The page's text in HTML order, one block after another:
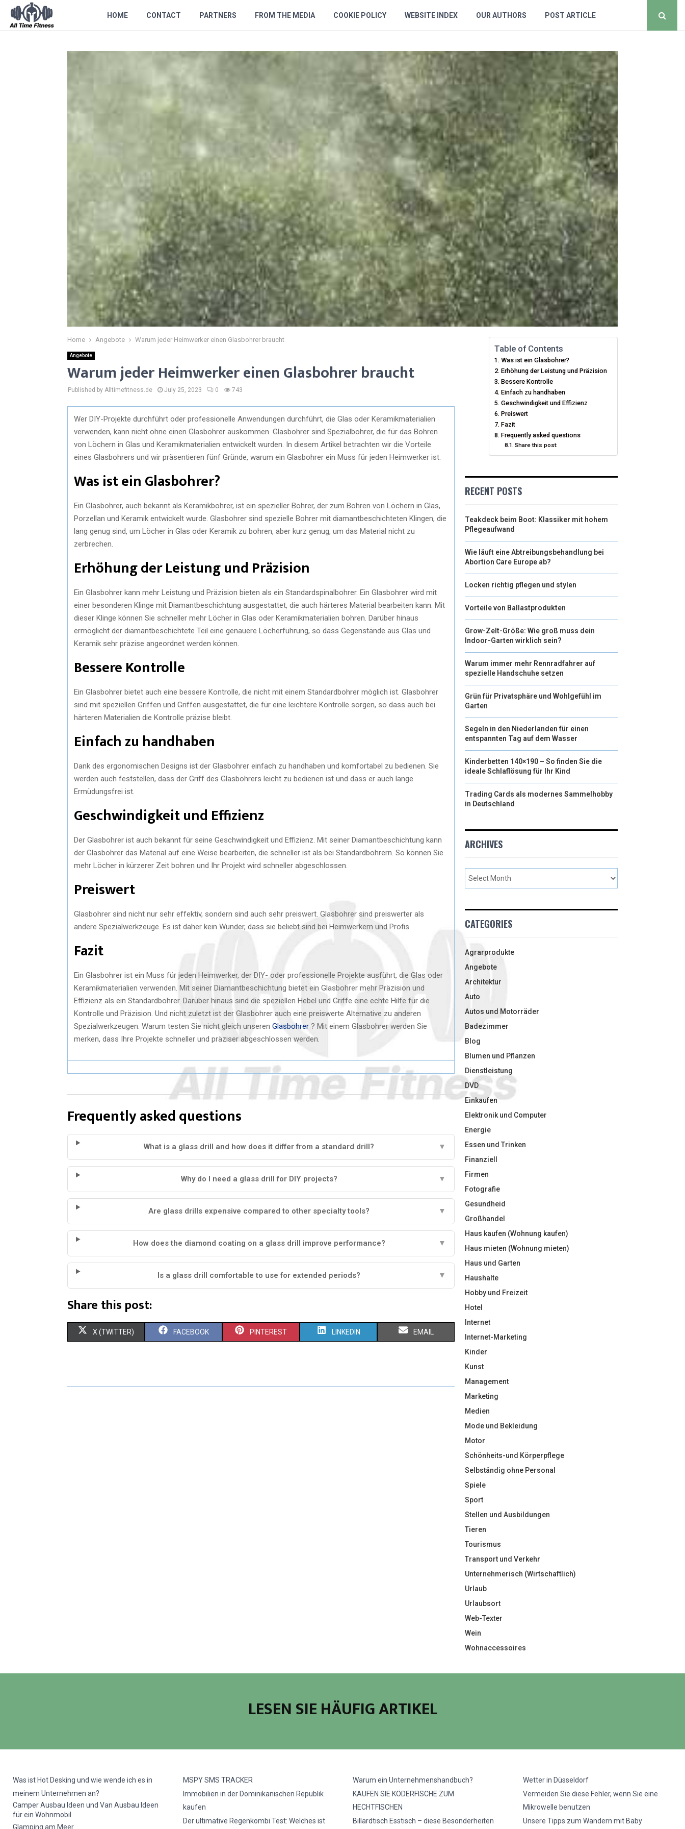
HOME CONTACT PARTNERS FROM THE MEDIA COOKIE POLICY WEBSITE INDEX OUR AUTHORS POST ARTICLE
Home Angebote Warum jeder Heimwerker einen Glasbohrer braucht
Angebote
Warum jeder Heimwerker einen Glasbohrer braucht
Published by Alltimefitness.de July 25, 2023 0 743
Wer DIY-Projekte durchführt oder professionelle Anwendungen durchführt, die Glas oder Keramikmaterialien
verwenden, kann nicht ohne einen Glasbohrer auskommen. Glasbohrer sind Spezialbohrer, die für das Bohren
von Löchern in Glas und Keramikmaterialien entwickelt wurden. In diesem Artikel betrachten wir die Vorteile
eines Glasbohrers und wir präsentieren fünf Gründe, warum ein Glasbohrer ein Muss für jeden Heimwerker ist.
Was ist ein Glasbohrer?
Ein Glasbohrer, auch bekannt als Keramikbohrer, ist ein spezieller Bohrer, der zum Bohren von Löchern in Glas,
Porzellan und Keramik entwickelt wurde. Glasbohrer sind spezielle Bohrer mit diamantbeschichteten Klingen, die
lang genug sind, um Löcher in Glas oder Keramik zu bohren, aber kurz genug, um das Material nicht zu
zerbrechen.
Erhöhung der Leistung und Präzision
Ein Glasbohrer kann mehr Leistung und Präzision bieten als ein Standardspinalbohrer. Ein Glasbohrer wird mit
einer besonderen Klinge mit Diamantbeschichtung ausgestattet, die auch härteres Material bearbeiten kann. Mit
dieser Klinge können Sie schneller mehr Löcher in Glas oder Keramikmaterialien bohren. Darüber hinaus
ermöglicht der diamantbeschichtete Teil eine genauere Löcherführung, so dass Gegenstände aus Glas und
Keramik sehr präzise angeordnet werden können.
Bessere Kontrolle
Ein Glasbohrer bietet auch eine bessere Kontrolle, die nicht mit einem Standardbohrer möglich ist. Glasbohrer
sind mit speziellen Griffen und Griffen ausgestattet, die für eine leichtere Kontrolle sorgen, so dass auch bei
härteren Materialien die Kontrolle präzise bleibt.
Einfach zu handhaben
Dank des ergonomischen Designs ist der Glasbohrer einfach zu handhaben und komfortabel zu bedienen. Sie
werden auch feststellen, dass der Griff des Glasbohrers leicht zu bedienen ist und dass er auch lange
Ermüdungsfrei ist.
Geschwindigkeit und Effizienz
Der Glasbohrer ist auch bekannt für seine Geschwindigkeit und Effizienz. Mit seiner Diamantbeschichtung kann
der Glasbohrer das Material auf eine Weise bearbeiten, die schneller ist als bei Standardbohrern. So können Sie
mehr Löcher in kürzerer Zeit bohren und Ihr Projekt wird schneller abgeschlossen.
Preiswert
Glasbohrer sind nicht nur sehr effektiv, sondern sind auch sehr preiswert. Glasbohrer sind preiswerter als
andere Spezialwerkzeuge. Es ist daher kein Wunder, dass sie beliebt sind bei Heimwerkern und Profis.
Fazit
Ein Glasbohrer ist ein Muss für jeden Heimwerker, der DIY- oder professionelle Projekte ausführt, die Glas oder
Keramikmaterialien verwenden. Mit seiner Diamantbeschichtung bietet ein Glasbohrer mehr Präzision und
Effizienz als ein Standardbohrer. Darüber hinaus sind die speziellen Hebel und Griffe eine echte Hilfe für die
Kontrolle und Präzision. Und nicht zuletzt ist der Glasbohrer auch eine preiswerte Alternative zu anderen
Spezialwerkzeugen. Warum testen Sie nicht gleich unseren Glasbohrer ? Mit einem Glasbohrer werden Sie
merken, dass Ihre Projekte schneller und präziser abgeschlossen werden.
Frequently asked questions
What is a glass drill and how does it differ from a standard drill? ▼
Why do I need a glass drill for DIY projects? ▼
Are glass drills expensive compared to other specialty tools? ▼
How does the diamond coating on a glass drill improve performance? ▼
Is a glass drill comfortable to use for extended periods? ▼
Share this post:
X (TWITTER) FACEBOOK PINTEREST LINKEDIN EMAIL
Table of Contents
Was ist ein Glasbohrer?
Erhöhung der Leistung und Präzision
Bessere Kontrolle
Einfach zu handhaben
Geschwindigkeit und Effizienz
Preiswert
Fazit
Frequently asked questions
Share this post:
RECENT POSTS
Teakdeck beim Boot: Klassiker mit hohem
Pflegeaufwand
Wie läuft eine Abtreibungsbehandlung bei
Abortion Care Europe ab?
Locken richtig pflegen und stylen
Vorteile von Ballastprodukten
Grow-Zelt-Größe: Wie groß muss dein
Indoor-Garten wirklich sein?
Warum immer mehr Rennradfahrer auf
spezielle Handschuhe setzen
Grün für Privatsphäre und Wohlgefühl im
Garten
Segeln in den Niederlanden für einen
entspannten Tag auf dem Wasser
Kinderbetten 140×190 – So finden Sie die
ideale Schlaflösung für Ihr Kind
Trading Cards als modernes Sammelhobby
in Deutschland
ARCHIVES
CATEGORIES
Agrarprodukte
Angebote
Architektur
Auto
Autos und Motorräder
Badezimmer
Blog
Blumen und Pflanzen
Dienstleistung
DVD
Einkaufen
Elektronik und Computer
Energie
Essen und Trinken
Finanziell
Firmen
Fotografie
Gesundheid
Großhandel
Haus kaufen (Wohnung kaufen)
Haus mieten (Wohnung mieten)
Haus und Garten
Haushalte
Hobby und Freizeit
Hotel
Internet
Internet-Marketing
Kinder
Kunst
Management
Marketing
Medien
Mode und Bekleidung
Motor
Schönheits-und Körperpflege
Selbständig ohne Personal
Spiele
Sport
Stellen und Ausbildungen
Tieren
Tourismus
Transport und Verkehr
Unternehmerisch (Wirtschaftlich)
Urlaub
Urlaubsort
Web-Texter
Wein
Wohnaccessoires
LESEN SIE HÄUFIG ARTIKEL
Was ist Hot Desking und wie wende ich es in
meinem Unternehmen an?
Camper Ausbau Ideen und Van Ausbau Ideen
für ein Wohnmobil
Glamping am Meer
MSPY SMS TRACKER
Immobilien in der Dominikanischen Republik
kaufen
Der ultimative Regenkombi Test: Welches ist
Warum ein Unternehmenshandbuch?
KAUFEN SIE KÖDERFISCHE ZUM
HECHTFISCHEN
Billardtisch Esstisch – diese Besonderheiten
Wetter in Düsseldorf
Vermeiden Sie diese Fehler, wenn Sie eine
Mikrowelle benutzen
Unsere Tipps zum Wandern mit Baby